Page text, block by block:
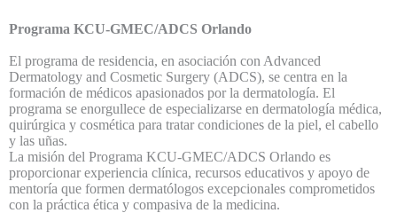
Programa KCU-GMEC/ADCS Orlando
El programa de residencia, en asociación con Advanced
Dermatology and Cosmetic Surgery (ADCS), se centra en la
formación de médicos apasionados por la dermatología. El
programa se enorgullece de especializarse en dermatología médica,
quirúrgica y cosmética para tratar condiciones de la piel, el cabello
y las uñas.
La misión del Programa KCU-GMEC/ADCS Orlando es
proporcionar experiencia clínica, recursos educativos y apoyo de
mentoría que formen dermatólogos excepcionales comprometidos
con la práctica ética y compasiva de la medicina.